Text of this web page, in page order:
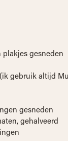
plakjes gesneden
gebruik altijd
gesneden
gehalveerd